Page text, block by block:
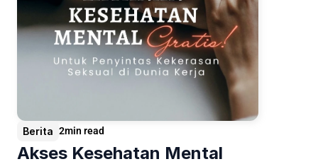
Berita 2min read
Akses Kesehatan Mental